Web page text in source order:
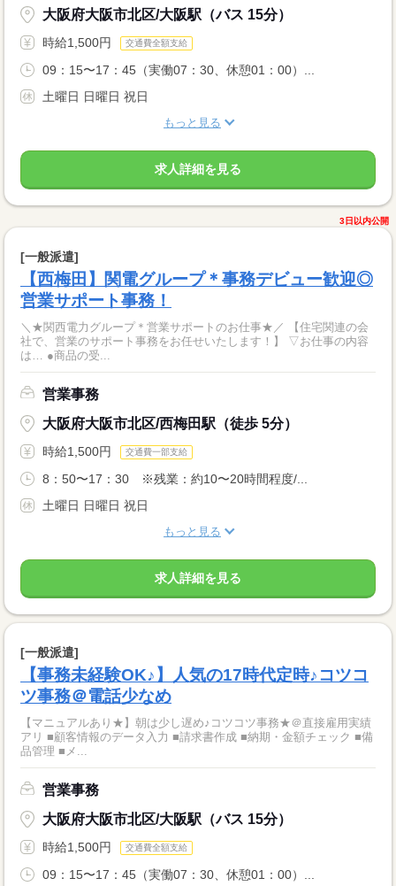
大阪府大阪市北区/大阪駅（バス 15分）
時給1,500円 交通費全額支給
09：15〜17：45（実働07：30、休憩01：00）...
土曜日 日曜日 祝日
もっと見る
求人詳細を見る
3日以内公開
[一般派遣]
【西梅田】関電グループ＊事務デビュー歓迎◎
営業サポート事務！
＼★関西電力グループ＊営業サポートのお仕事★／ 【住宅関連の会
社で、営業のサポート事務をお任せいたします！】 ▽お仕事の内容
は… ●商品の受...
営業事務
大阪府大阪市北区/西梅田駅（徒歩 5分）
時給1,500円 交通費一部支給
8：50〜17：30 ※残業：約10〜20時間程度/...
土曜日 日曜日 祝日
もっと見る
求人詳細を見る
[一般派遣]
【事務未経験OK♪】人気の17時代定時♪コツコ
ツ事務＠電話少なめ
【マニュアルあり★】朝は少し遅め♪コツコツ事務★＠直接雇用実績
アリ ■顧客情報のデータ入力 ■請求書作成 ■納期・金額チェック ■備
品管理 ■メ...
営業事務
大阪府大阪市北区/大阪駅（バス 15分）
時給1,500円 交通費全額支給
09：15〜17：45（実働07：30、休憩01：00）...